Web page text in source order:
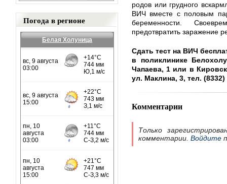
Погода в регионе
Белая Холуница
родов или грудного
ВИЧ вместе с половым
беременности.
предотвратить заражение
Сдать тест на ВИЧ
в поликлинике
Чапаева, 1 или в
ул. Маклина, 3, тел. (8332)
Комментарии
Только
комментарии. Войдите